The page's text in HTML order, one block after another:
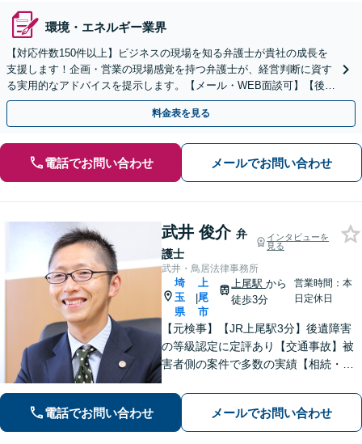
環境・エネルギー業界
【対応件数150件以上】ビジネスの現場を知る弁護士が貴社の成長を
支援します！企画・営業の現場感覚を持つ弁護士が、経営判断に資す
る実用的なアドバイスを提示します。【メール・WEB面談可】【後払
い利用可】
料金表を見る
電話でお問い合わせ メールでお問い合わせ
武井 俊介 弁
護士
インタビューを
見る
武井・鳥居法律事務所
埼
玉
県
|
上
尾
市
上尾駅から
徒歩3分
営業時間：本
日定休日
【元検事】【JR上尾駅3分】後遺障害
の等級認定に定評あり【交通事故】被
害者側の案件で多数の実績【相続・遺
【刑事事件】検事経験・豊富な実績、
スピーディーな接見が強み、上尾警察
署5分【初回面談30分無料】
電話でお問い合わせ メールでお問い合わせ